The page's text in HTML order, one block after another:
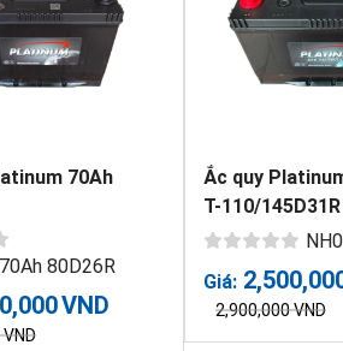
70Ah
80D26R
VND
VND
Ắc quy
T-110/145D31R
Giá:
2,900,000VND